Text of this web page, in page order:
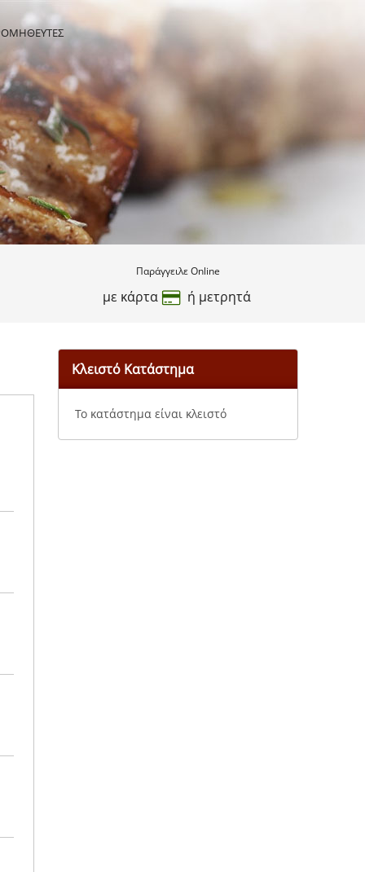
Παράγγειλε Online
με κάρτα ή μετρητά
Κλειστό Κατάστημα
Το κατάστημα είναι κλειστό